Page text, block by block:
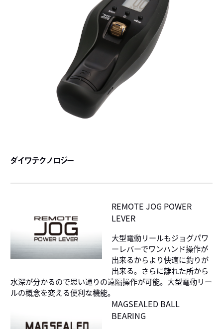
ダイワテクノロジー
REMOTE JOG POWER
LEVER
大型電動リールもジョグパワ
ーレバーでワンハンド操作が
出来るからより快適に釣りが
出来る。さらに離れた所から
水深が分かるので思い通りの遠隔操作が可能。大型電動リー
ルの概念を変える便利な機能。
MAGSEALED BALL
BEARING